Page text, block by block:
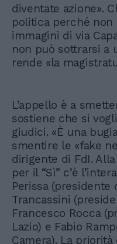
diventate azione».
politica perché non
immagini di via
non può sottrarsi a
rende «la
L’appello è a
sostiene che si
giudici. «È una
smentire le «fake
dirigente di FdI.
per il “Sì” c’è
Perissa (presidente
Trancassini
Francesco Rocca
Lazio) e Fabio
Camera). La